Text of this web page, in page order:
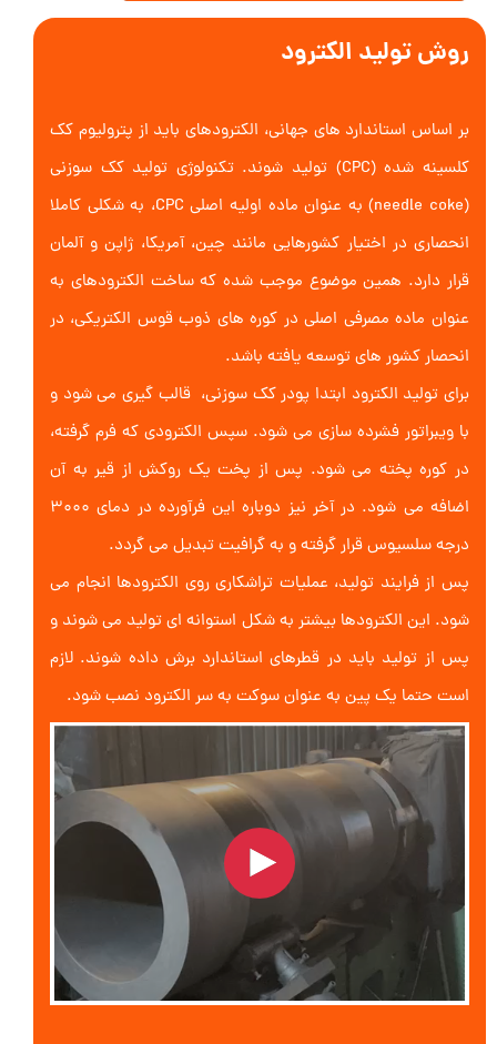
روش تولید الکترود
بر اساس استاندارد های جهانی، الکترودهای باید از پترولیوم کک
کلسینه شده (CPC) تولید شوند. تکنولوژی تولید کک سوزنی
(needle coke) به عنوان ماده اولیه اصلی CPC، به شکلی کاملا
انحصاری در اختیار کشورهایی مانند چین، آمریکا، ژاپن و آلمان
قرار دارد. همین موضوع موجب شده که ساخت الکترودهای به
عنوان ماده مصرفی اصلی در کوره های ذوب قوس الکتریکی، در
انحصار کشور های توسعه یافته باشد.
برای تولید الکترود ابتدا پودر کک سوزنی، قالب گیری می شود و
با ویبراتور فشرده سازی می شود. سپس الکترودی که فرم گرفته،
در کوره پخته می شود. پس از پخت یک روکش از قیر به آن
اضافه می شود. در آخر نیز دوباره این فرآورده در دمای ۳۰۰۰
درجه سلسیوس قرار گرفته و به گرافیت تبدیل می گردد.
پس از فرایند تولید، عملیات تراشکاری روی الکترودها انجام می
شود. این الکترودها بیشتر به شکل استوانه ای تولید می شوند و
پس از تولید باید در قطرهای استاندارد برش داده شوند. لازم
است حتما یک پین به عنوان سوکت به سر الکترود نصب شود.